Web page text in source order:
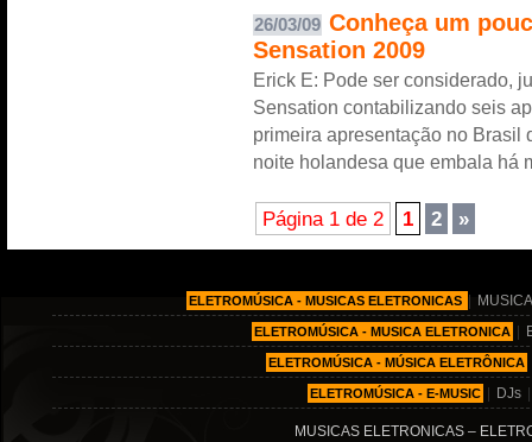
26/03/09 Conheça um
Sensation 2009
Erick E: Pode ser considerado,
Sensation contabilizando seis
primeira apresentação no Brasil
noite holandesa que embala há
Página 1 de 2 1 2 »
ELETROMÚSICA - MUSICAS ELETRONICAS
ELETROMÚSICA - MUSICA ELETRONICA
ELETROMÚSICA - MÚSICA ELETRÔNICA
ELETROMÚSICA - E-MUSIC DJs
MUSICAS ELETRONICAS –